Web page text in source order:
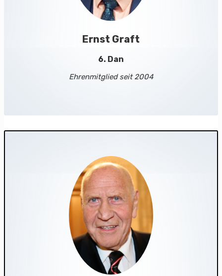
Ernst Graft
6. Dan
Ehrenmitglied seit 2004